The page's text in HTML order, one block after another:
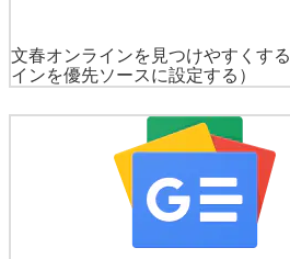
文春オンラインを見つけやすくする
インを優先ソースに設定する）